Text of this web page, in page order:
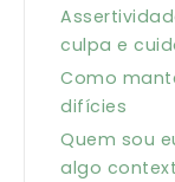
culpa e
Como
difícies
Quem sou
algo